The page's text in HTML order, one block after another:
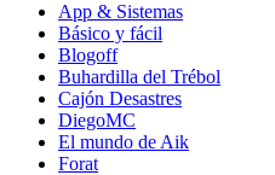
App & Sistemas
Básico y fácil
Blogoff
Buhardilla del Trébol
Cajón Desastres
DiegoMC
El mundo de Aik
Forat